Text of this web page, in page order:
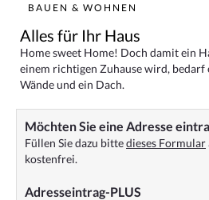
BAUEN & WOHNEN
Alles für Ihr Haus
Home sweet Home! Doch damit ein
einem richtigen Zuhause wird, bedarf
Wände und ein Dach.
Möchten Sie eine Adresse
Füllen Sie dazu bittedieses Formular
kostenfrei.
Adresseintrag-PLUS